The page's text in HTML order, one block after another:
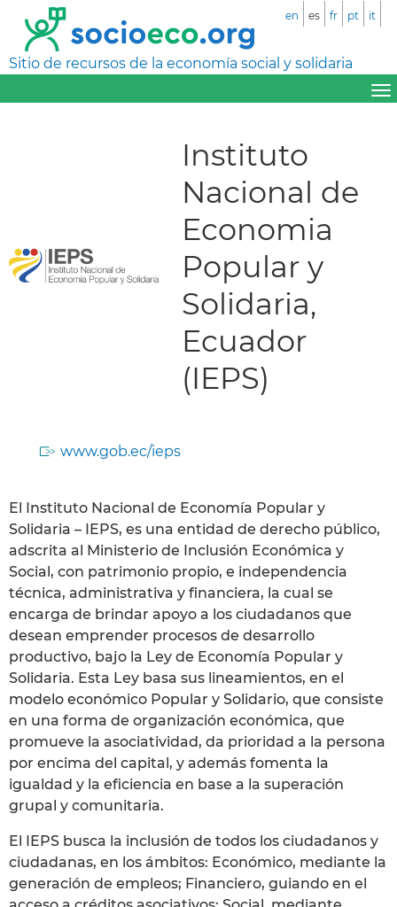
Sitio de recursos de la economía social y solidaria
en es fr pt it
Instituto
Nacional de
Economia
Popular y
Solidaria,
Ecuador
(IEPS)
www.gob.ec/ieps
El Instituto Nacional de Economía Popular y
Solidaria – IEPS, es una entidad de derecho público,
adscrita al Ministerio de Inclusión Económica y
Social, con patrimonio propio, e independencia
técnica, administrativa y financiera, la cual se
encarga de brindar apoyo a los ciudadanos que
desean emprender procesos de desarrollo
productivo, bajo la Ley de Economía Popular y
Solidaria. Esta Ley basa sus lineamientos, en el
modelo económico Popular y Solidario, que consiste
en una forma de organización económica, que
promueve la asociatividad, da prioridad a la persona
por encima del capital, y además fomenta la
igualdad y la eficiencia en base a la superación
grupal y comunitaria.
El IEPS busca la inclusión de todos los ciudadanos y
ciudadanas, en los ámbitos: Económico, mediante la
generación de empleos; Financiero, guiando en el